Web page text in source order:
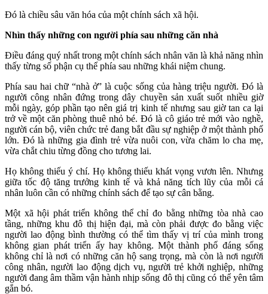
Đó là chiều sâu văn hóa của một chính sách xã hội.
Nhìn thấy những con người phía sau những căn nhà
Điều đáng quý nhất trong một chính sách nhân văn là khả năng nhìn
thấy từng số phận cụ thể phía sau những khái niệm chung.
Phía sau hai chữ “nhà ở” là cuộc sống của hàng triệu người. Đó là
người công nhân đứng trong dây chuyền sản xuất suốt nhiều giờ
mỗi ngày, góp phần tạo nên giá trị kinh tế nhưng sau giờ tan ca lại
trở về một căn phòng thuê nhỏ bé. Đó là cô giáo trẻ mới vào nghề,
người cán bộ, viên chức trẻ đang bắt đầu sự nghiệp ở một thành phố
lớn. Đó là những gia đình trẻ vừa nuôi con, vừa chăm lo cha mẹ,
vừa chắt chiu từng đồng cho tương lai.
Họ không thiếu ý chí. Họ không thiếu khát vọng vươn lên. Nhưng
giữa tốc độ tăng trưởng kinh tế và khả năng tích lũy của mỗi cá
nhân luôn cần có những chính sách để tạo sự cân bằng.
Một xã hội phát triển không thể chỉ đo bằng những tòa nhà cao
tầng, những khu đô thị hiện đại, mà còn phải được đo bằng việc
người lao động bình thường có thể tìm thấy vị trí của mình trong
không gian phát triển ấy hay không. Một thành phố đáng sống
không chỉ là nơi có những căn hộ sang trọng, mà còn là nơi người
công nhân, người lao động dịch vụ, người trẻ khởi nghiệp, những
người đang âm thầm vận hành nhịp sống đô thị cũng có thể yên tâm
gắn bó.